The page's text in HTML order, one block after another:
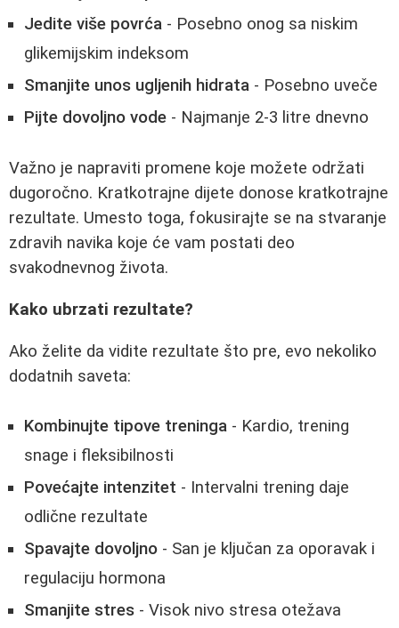
Jedite više povrća - Posebno onog sa niskim
glikemijskim indeksom
Smanjite unos ugljenih hidrata - Posebno uveče
Pijte dovoljno vode - Najmanje 2-3 litre dnevno
Važno je napraviti promene koje možete održati
dugoročno. Kratkotrajne dijete donose kratkotrajne
rezultate. Umesto toga, fokusirajte se na stvaranje
zdravih navika koje će vam postati deo
svakodnevnog života.
Kako ubrzati rezultate?
Ako želite da vidite rezultate što pre, evo nekoliko
dodatnih saveta:
Kombinujte tipove treninga - Kardio, trening
snage i fleksibilnosti
Povećajte intenzitet - Intervalni trening daje
odlične rezultate
Spavajte dovoljno - San je ključan za oporavak i
regulaciju hormona
Smanjite stres - Visok nivo stresa otežava